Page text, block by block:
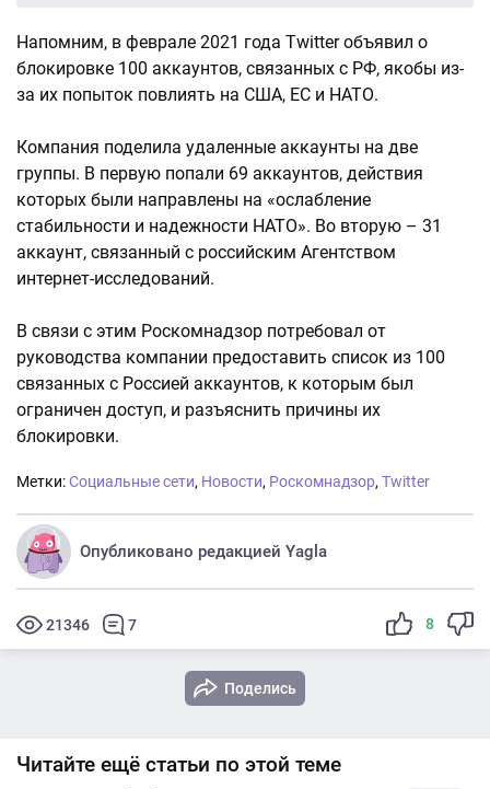
Напомним, в феврале 2021 года Twitter объявил о
блокировке 100 аккаунтов, связанных с РФ, якобы из-
за их попыток повлиять на США, ЕС и НАТО.
Компания поделила удаленные аккаунты на две
группы. В первую попали 69 аккаунтов, действия
которых были направлены на «ослабление
стабильности и надежности НАТО». Во вторую – 31
аккаунт, связанный с российским Агентством
интернет-исследований.
В связи с этим Роскомнадзор потребовал от
руководства компании предоставить список из 100
связанных с Россией аккаунтов, к которым был
ограничен доступ, и разъяснить причины их
блокировки.
Метки:Социальные сети, Новости, Роскомнадзор, Twitter
Опубликовано редакцией Yagla
21346 7 8
Поделись
Читайте ещё статьи по этой теме